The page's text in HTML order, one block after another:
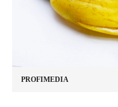
PROFIMEDIA